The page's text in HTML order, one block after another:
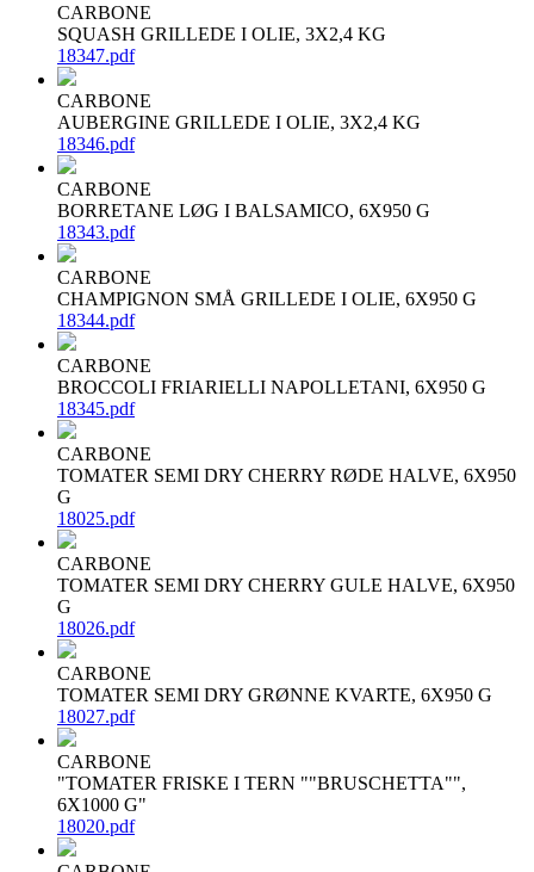
CARBONE
SQUASH GRILLEDE I OLIE, 3X2,4 KG
18347.pdf
CARBONE
AUBERGINE GRILLEDE I OLIE, 3X2,4 KG
18346.pdf
CARBONE
BORRETANE LØG I BALSAMICO, 6X950 G
18343.pdf
CARBONE
CHAMPIGNON SMÅ GRILLEDE I OLIE, 6X950 G
18344.pdf
CARBONE
BROCCOLI FRIARIELLI NAPOLLETANI, 6X950 G
18345.pdf
CARBONE
TOMATER SEMI DRY CHERRY RØDE HALVE, 6X950
G
18025.pdf
CARBONE
TOMATER SEMI DRY CHERRY GULE HALVE, 6X950
G
18026.pdf
CARBONE
TOMATER SEMI DRY GRØNNE KVARTE, 6X950 G
18027.pdf
CARBONE
"TOMATER FRISKE I TERN ""BRUSCHETTA"",
6X1000 G"
18020.pdf